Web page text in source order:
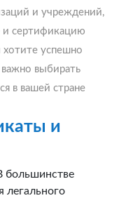
и учреждений,
и сертификацию
успешно
важно выбирать
в вашей стране
и
большинстве
легального